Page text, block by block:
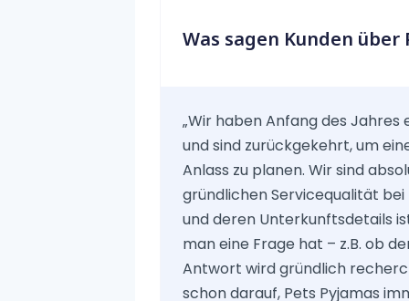
Was sagen Kunden über
„Wir haben Anfang des
und sind zurückgekehrt, um
Anlass zu planen. Wir sind
gründlichen Servicequalität bei
und deren Unterkunftsdetails
man eine Frage hat – z.B. ob
Antwort wird gründlich
schon darauf, Pets Pyjamas